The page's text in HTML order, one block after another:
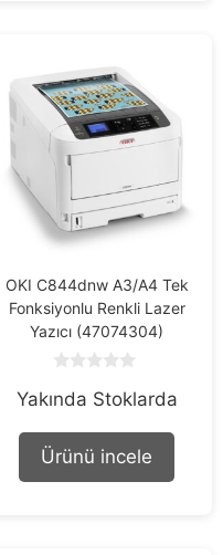
OKI C844dnw A3/A4 Tek
Fonksiyonlu Renkli Lazer
Yazıcı (47074304)
o
t
f
Yakında Stoklarda
Ürünü incele